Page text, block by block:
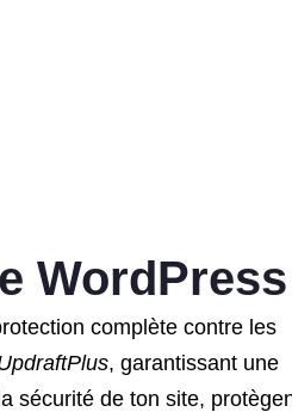
WordPress
complète contre les
, garantissant une
sécurité de ton site,